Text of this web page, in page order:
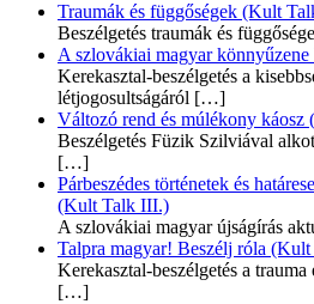
Traumák és függőségek (Kult
Beszélgetés traumák és
A szlovákiai magyar
Kerekasztal-beszélgetés a
létjogosultságáról […]
Változó rend és múlékony
Beszélgetés Füzik Szilviával
[…]
Párbeszédes történetek és
(Kult Talk III.)
A szlovákiai magyar újságírás
Talpra magyar! Beszélj róla
Kerekasztal-beszélgetés a
[…]